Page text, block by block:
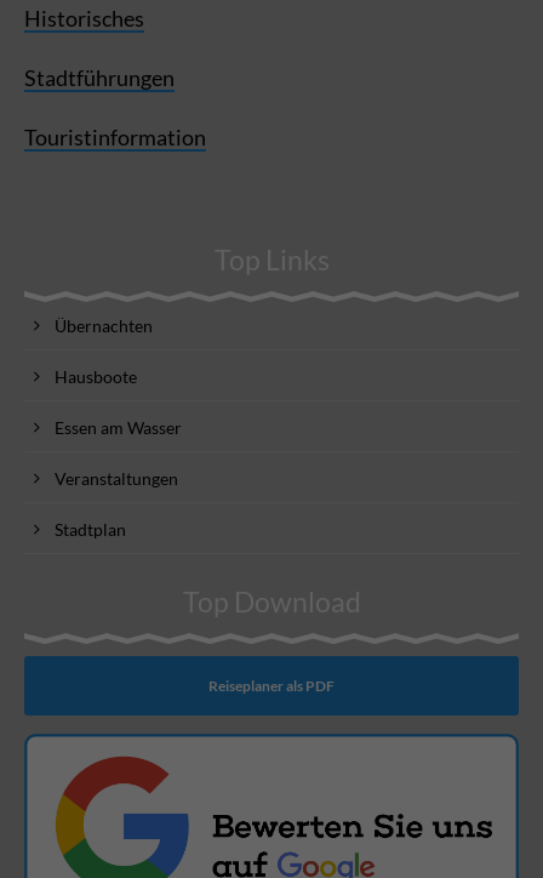
Historisches
Stadtführungen
Touristinformation
Top Links
Übernachten
Hausboote
Essen am Wasser
Veranstaltungen
Stadtplan
Top Download
Reiseplaner als PDF